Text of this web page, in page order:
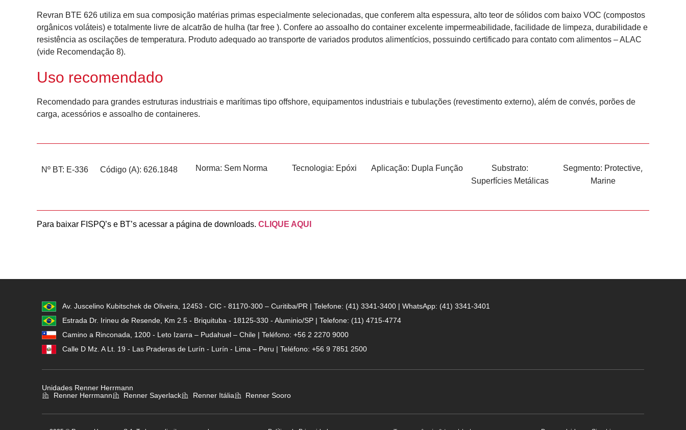
Revran BTE 626 utiliza em sua composição matérias primas especialmente selecionadas, que conferem alta espessura, alto teor de sólidos com baixo VOC (compostos
orgânicos voláteis) e totalmente livre de alcatrão de hulha (tar free ). Confere ao assoalho do container excelente impermeabilidade, facilidade de limpeza, durabilidade e
resistência as oscilações de temperatura. Produto adequado ao transporte de variados produtos alimentícios, possuindo certificado para contato com alimentos – ALAC
(vide Recomendação 8).
Uso recomendado
Recomendado para grandes estruturas industriais e marítimas tipo offshore, equipamentos industriais e tubulações (revestimento externo), além de convés, porões de
carga, acessórios e assoalho de containeres.
Nº BT: E-336 Código (A): 626.1848 Norma: Sem Norma Tecnologia: Epóxi Aplicação: Dupla Função
Substrato:
Superfícies Metálicas
Segmento: Protective,
Marine
Para baixar FISPQ’s e BT’s acessar a página de downloads. CLIQUE AQUI
Av. Juscelino Kubitschek de Oliveira, 12453 - CIC - 81170-300 – Curitiba/PR | Telefone: (41) 3341-3400 | WhatsApp: (41) 3341-3401
Estrada Dr. Irineu de Resende, Km 2.5 - Briquituba - 18125-330 - Aluminio/SP | Telefone: (11) 4715-4774
Camino a Rinconada, 1200 - Leto Izarra – Pudahuel – Chile | Teléfono: +56 2 2270 9000
Calle D Mz. A Lt. 19 - Las Praderas de Lurín - Lurín - Lima – Peru | Teléfono: +56 9 7851 2500
Unidades Renner Herrmann
Renner Herrmann
Renner Sayerlack Renner Itália Renner Sooro